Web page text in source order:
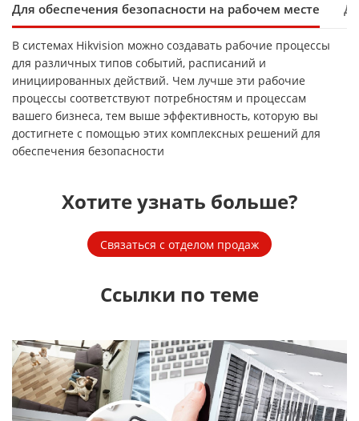
Для обеспечения безопасности на рабочем месте
В системах Hikvision можно создавать рабочие процессы
для различных типов событий, расписаний и
инициированных действий. Чем лучше эти рабочие
процессы соответствуют потребностям и процессам
вашего бизнеса, тем выше эффективность, которую вы
достигнете с помощью этих комплексных решений для
обеспечения безопасности
Хотите узнать больше?
Связаться с отделом продаж
Ссылки по теме